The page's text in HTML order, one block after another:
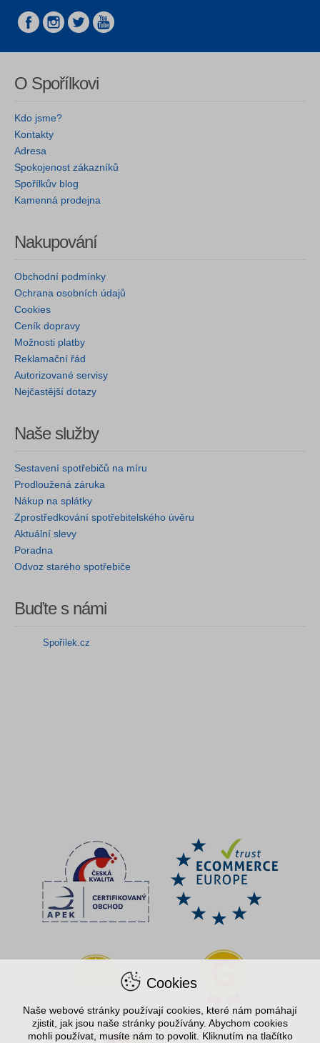
O Spořílkovi
Kdo jsme?
Kontakty
Adresa
Spokojenost zákazníků
Spořílkův blog
Kamenná prodejna
Nakupování
Obchodní podmínky
Ochrana osobních údajů
Cookies
Ceník dopravy
Možnosti platby
Reklamační řád
Autorizované servisy
Nejčastější dotazy
Naše služby
Sestavení spotřebičů na míru
Prodloužená záruka
Nákup na splátky
Zprostředkování spotřebitelského úvěru
Aktuální slevy
Poradna
Odvoz starého spotřebiče
Buďte s námi
Spořílek.cz
Cookies
Naše webové stránky používají cookies, které nám pomáhají
zjistit, jak jsou naše stránky používány. Abychom cookies
mohli používat, musíte nám to povolit. Kliknutím na tlačítko